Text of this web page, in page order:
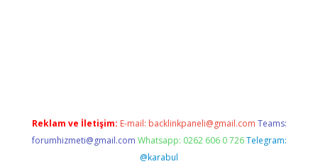
Reklam ve İletişim: E-mail: backlinkpaneli@gmail.com Teams:
forumhizmeti@gmail.com Whatsapp: 0262 606 0 726 Telegram:
@karabul